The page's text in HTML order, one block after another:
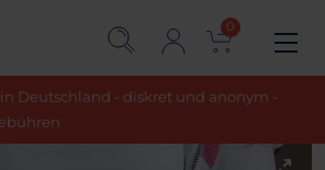
0
Deutschland - diskret und anonym -